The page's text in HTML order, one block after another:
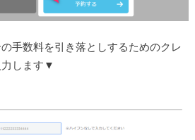
手数料を引き落としするためのクレ
力します▼